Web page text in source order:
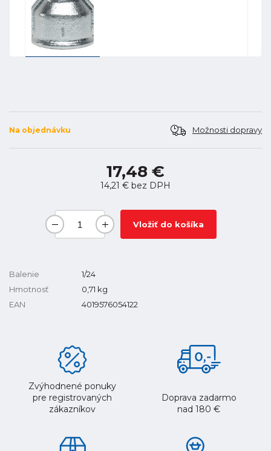
Na objednávku Možnosti dopravy
17,48 €
14,21 € bez DPH
Vložiť do košíka
Balenie
1/24
Hmotnosť
0,71 kg
EAN
4019576054122
Zvýhodnené ponuky
pre registrovaných
zákazníkov
Doprava zadarmo
nad 180 €